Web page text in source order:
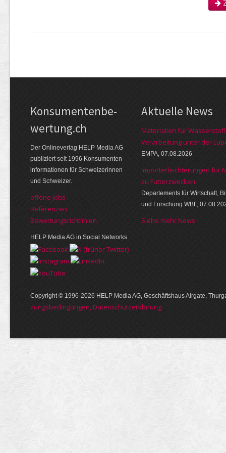
Kon­su­menten­be­
wer­tung.ch
Der Online­verlag HELP Media AG
publi­ziert seit 1996 Kon­su­menten­
infor­mationen für Schwei­zerinnen
und Schweizer.
offene Jobs
Referenzen
Bewer­tungs­richt­linien
HELP Media AG in Social Networks
Aktuelle News
Materialien für
Verarbeitung unter der
EMPA, 07.08.2026
Importerleichterungen für
zu Futterzwecken
Departements für Wirtschaft,
und Forschung WBF,
Siehe mehr News
Copyright © 1996-2026 HELP Media AG, Geschäftshaus Airgate,
zungs­bedin­gungen, Daten­schutz­er­klärung